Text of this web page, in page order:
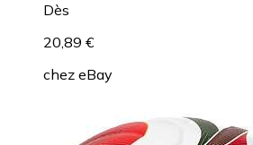
Dès
20,89 €
chez eBay